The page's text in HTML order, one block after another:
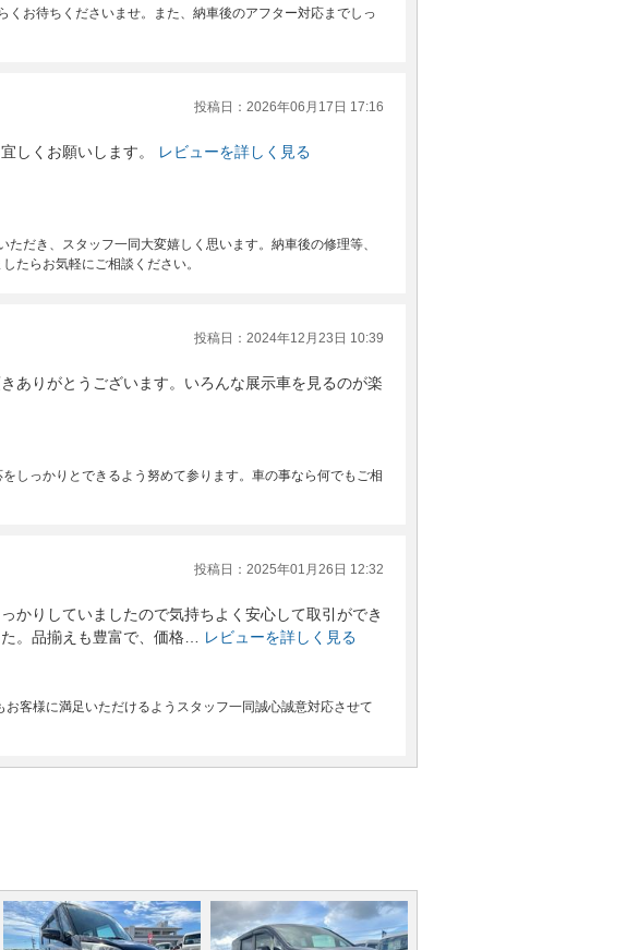
お待ちくださいませ。また、納車後のアフター対応までしっ
投稿日：2026年06月17日 17:16
しくお願いします。 レビューを詳しく見る
だき、スタッフ一同大変嬉しく思います。納車後の修理等、
たらお気軽にご相談ください。
投稿日：2024年12月23日 10:39
ありがとうございます。いろんな展示車を見るのが楽
しっかりとできるよう努めて参ります。車の事なら何でもご相
投稿日：2025年01月26日 12:32
かりしていましたので気持ちよく安心して取引ができ
。品揃えも豊富で、価格…
レビューを詳しく見る
客様に満足いただけるようスタッフ一同誠心誠意対応させて